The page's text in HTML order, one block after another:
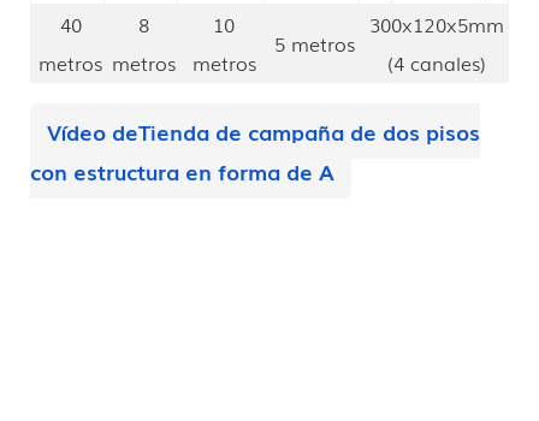
40
metros
8
metros
10
metros
5 metros
300x120x5mm
(4 canales)
Vídeo deTienda de campaña de dos pisos
con estructura en forma de A